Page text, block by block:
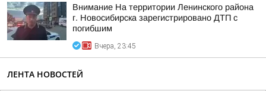
Внимание На территории Ленинского района
г. Новосибирска зарегистрировано ДТП с
погибшим
Вчера, 23:45
ЛЕНТА НОВОСТЕЙ